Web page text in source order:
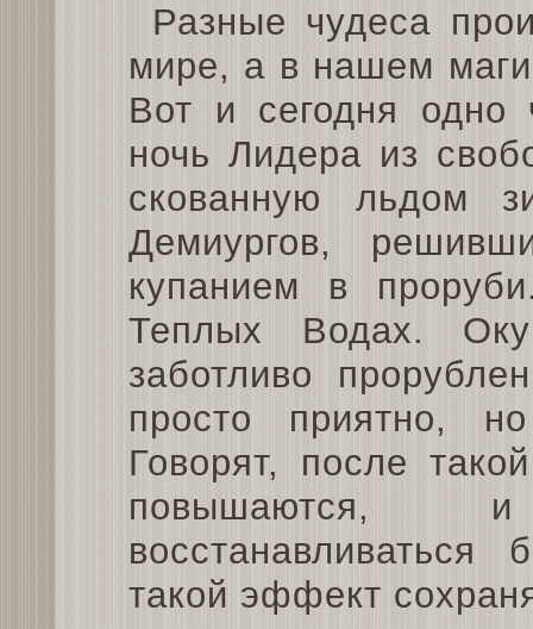
Разные чудеса
мире, а в нашем
Вот и сегодня
ночь Лидера из
скованную льдом
Демиургов,
купанием в
Теплых Водах.
заботливо
просто приятно,
Говорят, после
повышаются,
такой эффект